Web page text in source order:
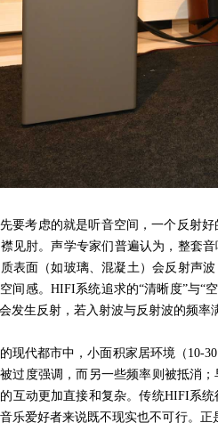
要考虑的就是听音空间，一个反射
见肘。声学专家们普遍认为，整套
表面（如玻璃、混凝土）会反射声
间感。 HIFI系统追求的“清晰度”与“
发生反射，若入射波与反射波的频率
现代都市中，小面积家居环境（ 10-30
过度强调，而另一些频率则被抵消
互动更加直接和复杂。传统HIFI系统
乐爱好者来说既不现实也不可行。正